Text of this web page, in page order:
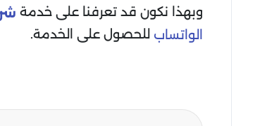
وبهذا نكون قد تعرفنا على خدمة
الواتساب للحصول على الخدمة.